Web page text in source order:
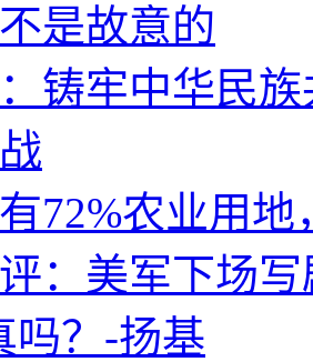
是故意的
铸牢中华民
72%农业用
：美军下场
吗？-扬基